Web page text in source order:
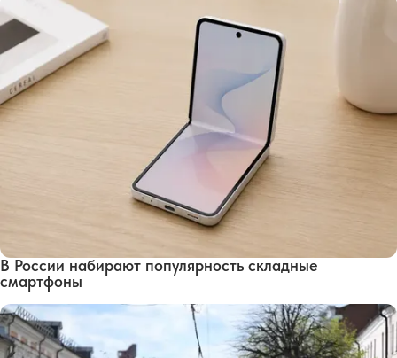
В России набирают популярность складные
смартфоны